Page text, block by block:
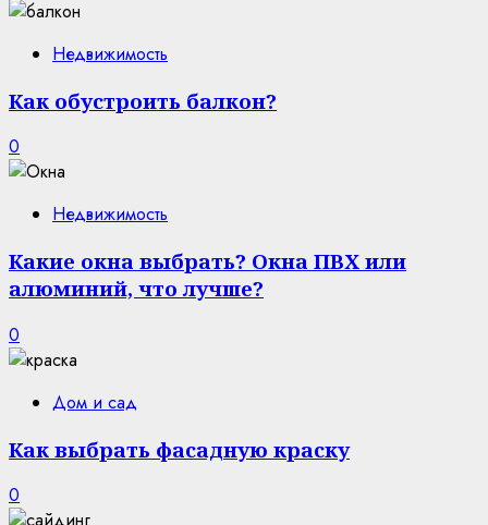
Недвижимость
Как обустроить балкон?
0
Недвижимость
Какие окна выбрать? Окна ПВХ или
алюминий, что лучше?
0
Дом и сад
Как выбрать фасадную краску
0